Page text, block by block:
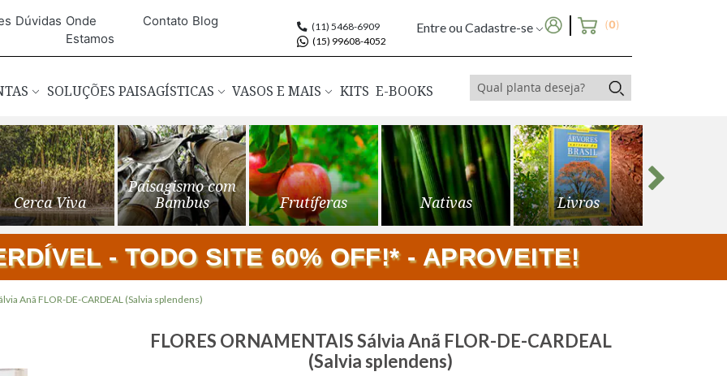
Dúvidas Onde
Estamos
Contato Blog
(11) 5468-6909
(15) 99608-4052
Entre ou Cadastre-se (0)
SOLUÇÕES PAISAGÍSTICAS VASOS E MAIS KITS E-BOOKS
Cerca Viva
Paisagismo com
Bambus
Frutíferas Nativas Livros
- TODO SITE 60% OFF!* - APROVEITE!
Anã FLOR-DE-CARDEAL (Salvia splendens)
FLORES ORNAMENTAIS Sálvia Anã FLOR-DE-CARDEAL
(Salvia splendens)